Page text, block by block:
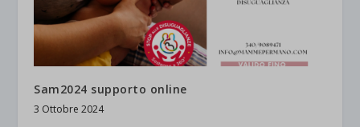
Sam2024 supporto online
3 Ottobre 2024